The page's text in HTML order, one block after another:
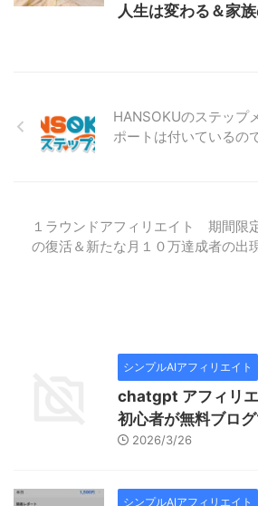
人生は変わる＆家
HANSOKUのステップ
ポートは付いているの
１ラウンドアフィリエイト 期間限
の復活＆新たな月１０万達成者の出
シンプルAIアフィリエイト
chatgpt アフィリ
初心者が無料ブロ
2026/3/26
シンプルAIアフィリエイト